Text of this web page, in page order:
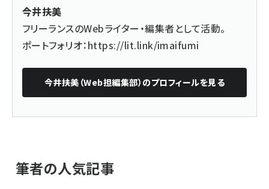
今井扶美
フリーランスのWebライター・編集者として活動。
ポートフォリオ：https://lit.link/imaifumi
今井扶美（Web担編集部） のプロフィールを見る
筆者の人気記事